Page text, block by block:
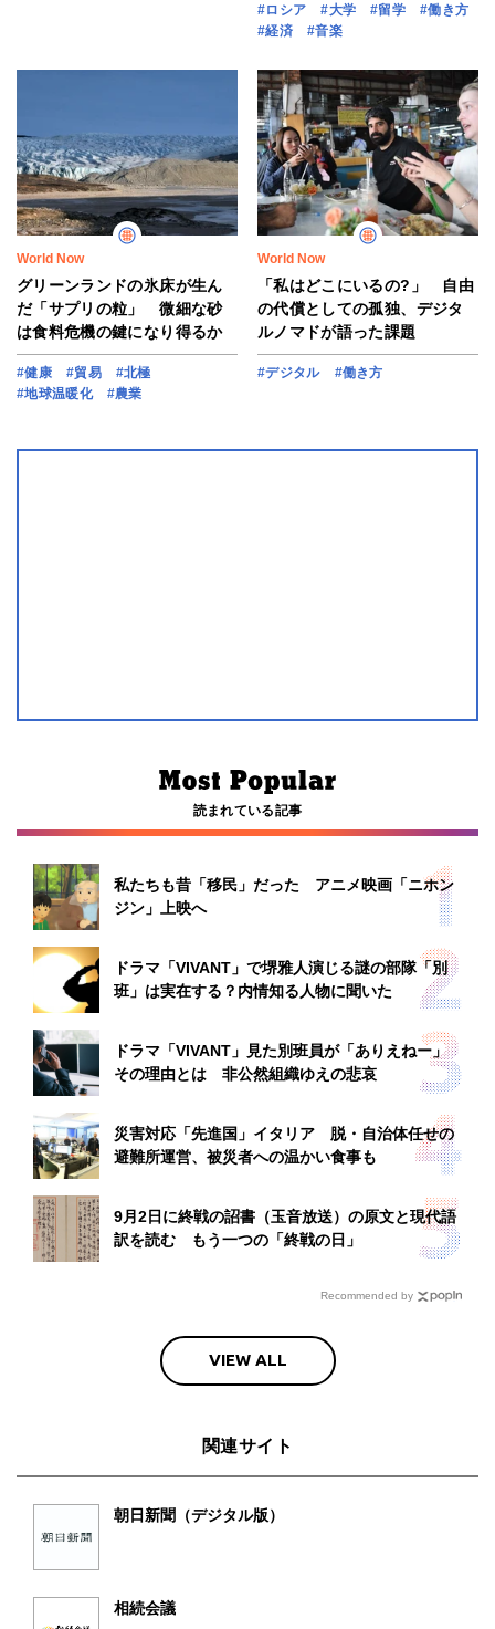
#ロシア #大学 #留学
#働き方
#経済
#音楽
World Now
グリーンランドの氷床が生ん
だ「サプリの粒」 微細な砂
は食料危機の鍵になり得るか
#健康 #貿易
#北極
#地球温暖化
#農業
World Now
「私はどこにいるの?」 自由
の代償としての孤独、デジタ
ルノマドが語った課題
#デジタル #働き方
読まれている記事
私たちも昔「移民」だった アニメ映画「ニホン
ジン」上映へ
ドラマ「VIVANT」で堺雅人演じる謎の部隊「別
班」は実在する？内情知る人物に聞いた
ドラマ「VIVANT」見た別班員が「ありえねー」
その理由とは 非公然組織ゆえの悲哀
災害対応「先進国」イタリア 脱・自治体任せの
避難所運営、被災者への温かい食事も
9月2日に終戦の詔書（玉音放送）の原文と現代語
訳を読む もう一つの「終戦の日」
Recommended by
VIEW ALL
関連サイト
朝日新聞（デジタル版）
相続会議